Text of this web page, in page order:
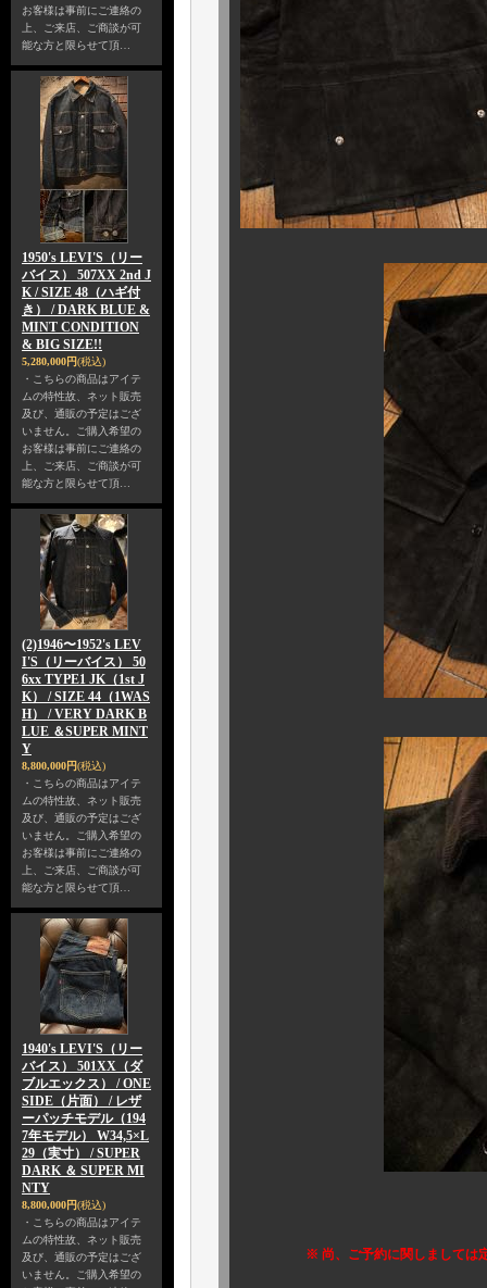
お客様は事前にご連絡の
上、ご来店、ご商談が可
能な方と限らせて頂…
1950's LEVI'S（リー
バイス） 507XX 2nd J
K / SIZE 48（ハギ付
き） / DARK BLUE &
MINT CONDITION
& BIG SIZE!!
5,280,000円(税込)
・こちらの商品はアイテ
ムの特性故、ネット販売
及び、通販の予定はござ
いません。ご購入希望の
お客様は事前にご連絡の
上、ご来店、ご商談が可
能な方と限らせて頂…
(2)1946〜1952's LEV
I'S（リーバイス） 50
6xx TYPE1 JK（1st J
K） / SIZE 44（1WAS
H） / VERY DARK B
LUE ＆SUPER MINT
Y
8,800,000円(税込)
・こちらの商品はアイテ
ムの特性故、ネット販売
及び、通販の予定はござ
いません。ご購入希望の
お客様は事前にご連絡の
上、ご来店、ご商談が可
能な方と限らせて頂…
1940's LEVI'S（リー
バイス） 501XX（ダ
ブルエックス） / ONE
SIDE（片面） / レザ
ーパッチモデル（194
7年モデル） W34,5×L
29（実寸） / SUPER
DARK ＆ SUPER MI
NTY
8,800,000円(税込)
・こちらの商品はアイテ
ムの特性故、ネット販売
及び、通販の予定はござ
いません。ご購入希望の
※ 尚、ご予約に関しましては